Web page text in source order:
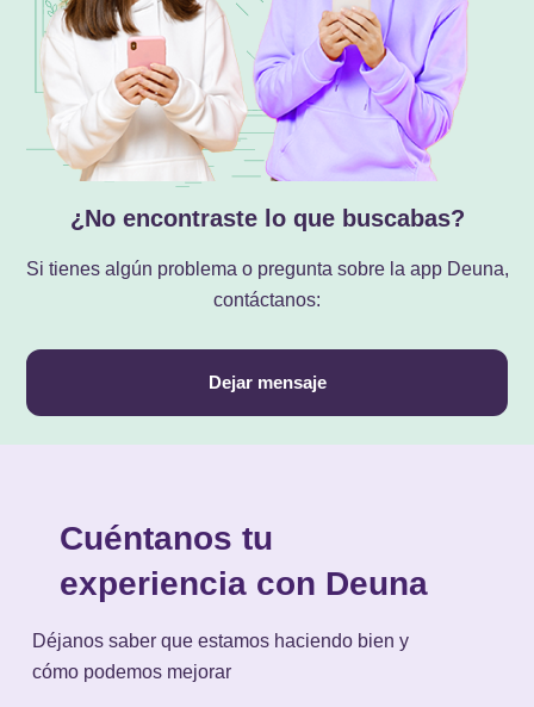
¿No encontraste lo que buscabas?
Si tienes algún problema o pregunta sobre la app Deuna,
contáctanos:
Dejar mensaje
Cuéntanos tu
experiencia con Deuna
Déjanos saber que estamos haciendo bien y
cómo podemos mejorar